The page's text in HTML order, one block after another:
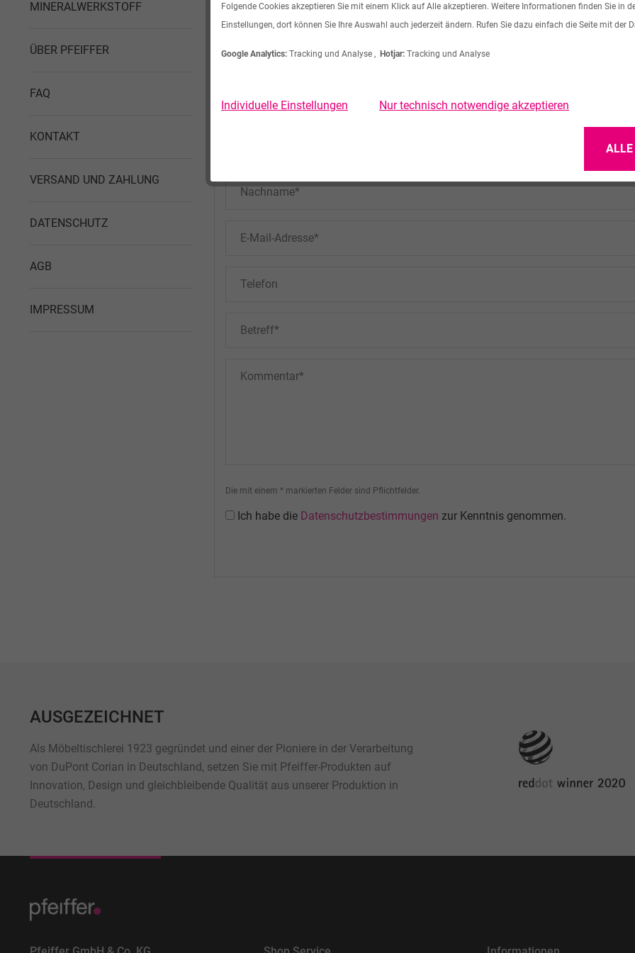
MINERALWERKSTOFF
ÜBER PFEIFFER
FAQ
KONTAKT
VERSAND UND ZAHLUNG
DATENSCHUTZ
AGB
IMPRESSUM
Kontaktformular
Die mit einem * markierten Felder sind Pflichtfelder.
Ich habe die Datenschutzbestimmungen zur Kenntnis genommen.
AUSGEZEICHNET
Als Möbeltischlerei 1923 gegründet und einer der Pioniere in der Verarbeitung
von DuPont Corian in Deutschland, setzen Sie mit Pfeiffer-Produkten auf
Innovation, Design und gleichbleibende Qualität aus unserer Produktion in
Deutschland.
Folgende Cookies akzeptieren Sie mit einem Klick auf Alle akzeptieren. Weitere Informationen finden Sie in
Einstellungen, dort können Sie Ihre Auswahl auch jederzeit ändern. Rufen Sie dazu einfach die Seite mit der
Google Analytics: Tracking und Analyse , Hotjar: Tracking und Analyse
Individuelle Einstellungen Nur technisch notwendige akzeptieren
ALLE